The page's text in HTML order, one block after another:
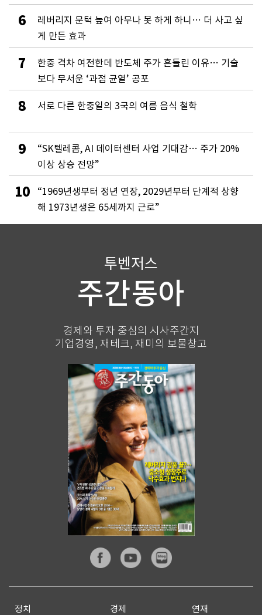
6
레버리지 문턱 높여 아무나 못 하게 하니… 더 사고 싶
게 만든 효과
7
한중 격차 여전한데 반도체 주가 흔들린 이유… 기술
보다 무서운 ‘과점 균열’ 공포
8 서로 다른 한중일의 3국의 여름 음식 철학
9
“SK텔레콤, AI 데이터센터 사업 기대감… 주가 20%
이상 상승 전망”
10
“1969년생부터 정년 연장, 2029년부터 단계적 상향
해 1973년생은 65세까지 근로”
투벤저스
주간동아
경제와 투자 중심의 시사주간지
기업경영, 재테크, 재미의 보물창고
정치 경제 연재